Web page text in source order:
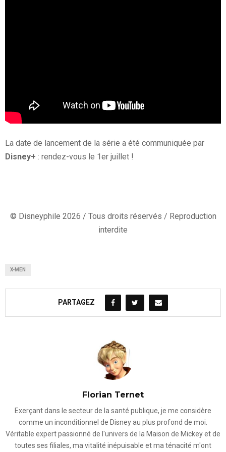
La date de lancement de la série a été communiquée par
Disney+ : rendez-vous le 1er juillet !
© Disneyphile 2026 / Tous droits réservés / Reproduction
interdite
X-MEN
PARTAGEZ
Florian Ternet
Exerçant dans le secteur de la santé publique, je me considère
comme un inconditionnel de Disney au plus profond de moi.
Véritable expert passionné de l'univers de la Maison de Mickey et de
toutes ses filiales, ma vitalité inépuisable et ma ténacité m'ont